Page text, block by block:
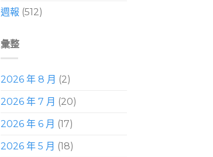
週報 (512)
彙整
2026 年 8 月 (2)
2026 年 7 月 (20)
2026 年 6 月 (17)
2026 年 5 月 (18)